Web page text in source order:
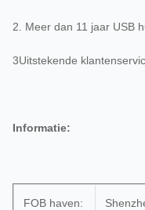
2. Meer dan 11 jaar USB
3Uitstekende
Informatie:
FOB haven: